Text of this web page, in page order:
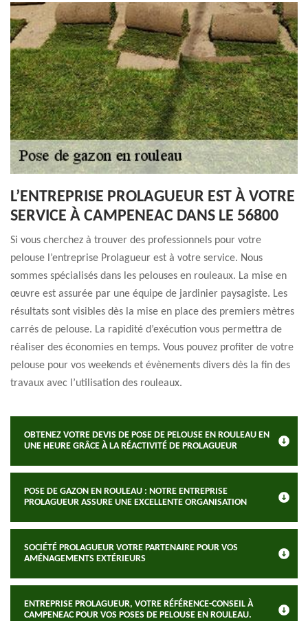
L’ENTREPRISE PROLAGUEUR EST À VOTRE
SERVICE À CAMPENEAC DANS LE 56800
Si vous cherchez à trouver des professionnels pour votre
pelouse l’entreprise Prolagueur est à votre service. Nous
sommes spécialisés dans les pelouses en rouleaux. La mise en
œuvre est assurée par une équipe de jardinier paysagiste. Les
résultats sont visibles dès la mise en place des premiers mètres
carrés de pelouse. La rapidité d’exécution vous permettra de
réaliser des économies en temps. Vous pouvez profiter de votre
pelouse pour vos weekends et évènements divers dès la fin des
travaux avec l’utilisation des rouleaux.
OBTENEZ VOTRE DEVIS DE POSE DE PELOUSE EN ROULEAU EN
UNE HEURE GRÂCE À LA RÉACTIVITÉ DE PROLAGUEUR
POSE DE GAZON EN ROULEAU : NOTRE ENTREPRISE
PROLAGUEUR ASSURE UNE EXCELLENTE ORGANISATION
SOCIÉTÉ PROLAGUEUR VOTRE PARTENAIRE POUR VOS
AMÉNAGEMENTS EXTÉRIEURS
ENTREPRISE PROLAGUEUR, VOTRE RÉFÉRENCE-CONSEIL À
CAMPENEAC POUR VOS POSES DE PELOUSE EN ROULEAU.